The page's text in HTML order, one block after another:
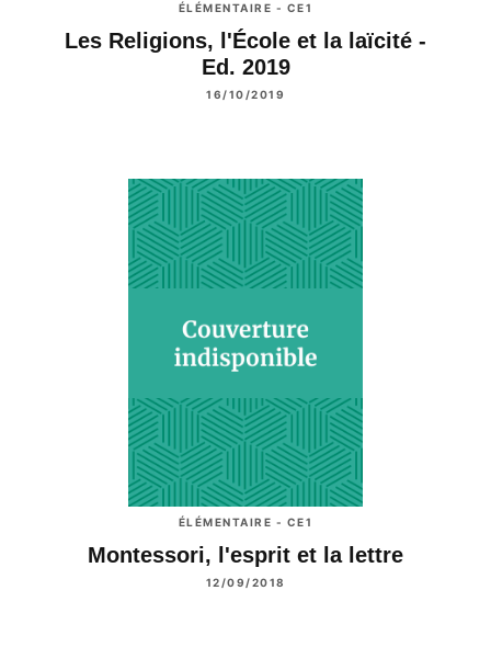
ÉLÉMENTAIRE - CE1
Les Religions, l'École et la laïcité -
Ed. 2019
16/10/2019
ÉLÉMENTAIRE - CE1
Montessori, l'esprit et la lettre
12/09/2018